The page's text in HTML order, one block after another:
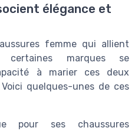
élégance et
femme qui allient
marques se
à marier ces deux
quelques-unes de ces
pour ses chaussures